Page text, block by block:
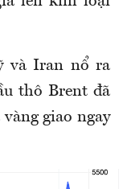
và Iran nổ ra
thô Brent đã
giao ngay